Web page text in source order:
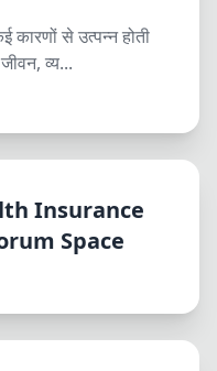
कारणों से उत्पन्न होती
व्य...
Insurance
Space